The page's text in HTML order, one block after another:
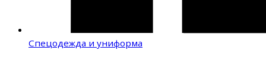
Спецодежда и униформа